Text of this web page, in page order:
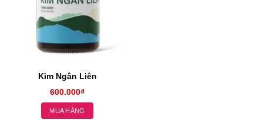
Kim Ngân Liên
600.000₫
MUA HÀNG